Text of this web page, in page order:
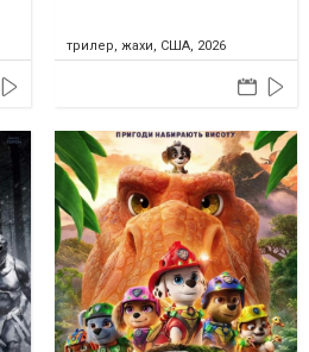
трилер, жахи, США, 2026